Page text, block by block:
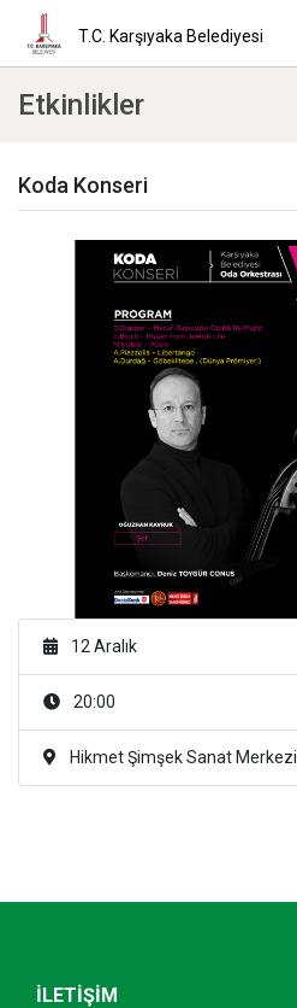
T.C. Karşıyaka Belediyesi
Etkinlikler
Koda Konseri
12 Aralık
20:00
Hikmet Şimşek Sanat Merkezi
İLETİŞİM